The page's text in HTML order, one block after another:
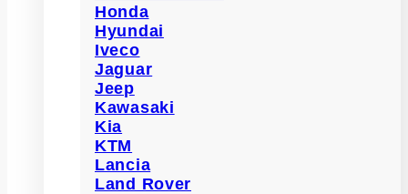
Honda
Hyundai
Iveco
Jaguar
Jeep
Kawasaki
Kia
KTM
Lancia
Land Rover